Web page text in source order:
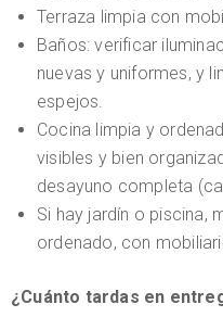
Terraza limpia con
Baños: verificar
nuevas y uniformes, y
espejos.
Cocina limpia y
visibles y bien
desayuno completa
Si hay jardín o piscina,
ordenado, con
¿Cuánto tardas en